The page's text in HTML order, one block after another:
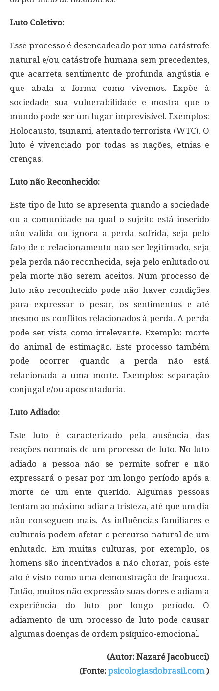
Luto Coletivo:
Esse processo é desencadeado por uma catástrofe
natural e/ou catástrofe humana sem precedentes,
que acarreta sentimento de profunda angústia e
que abala a forma como vivemos. Expõe à
sociedade sua vulnerabilidade e mostra que o
mundo pode ser um lugar imprevisível. Exemplos:
Holocausto, tsunami, atentado terrorista (WTC). O
luto é vivenciado por todas as nações, etnias e
crenças.
Luto não Reconhecido:
Este tipo de luto se apresenta quando a sociedade
ou a comunidade na qual o sujeito está inserido
não valida ou ignora a perda sofrida, seja pelo
fato de o relacionamento não ser legitimado, seja
pela perda não reconhecida, seja pelo enlutado ou
pela morte não serem aceitos. Num processo de
luto não reconhecido pode não haver condições
para expressar o pesar, os sentimentos e até
mesmo os conflitos relacionados à perda. A perda
pode ser vista como irrelevante. Exemplo: morte
do animal de estimação. Este processo também
pode ocorrer quando a perda não está
relacionada a uma morte. Exemplos: separação
conjugal e/ou aposentadoria.
Luto Adiado:
Este luto é caracterizado pela ausência das
reações normais de um processo de luto. No luto
adiado a pessoa não se permite sofrer e não
expressará o pesar por um longo período após a
morte de um ente querido. Algumas pessoas
tentam ao máximo adiar a tristeza, até que um dia
não conseguem mais. As influências familiares e
culturais podem afetar o percurso natural de um
enlutado. Em muitas culturas, por exemplo, os
homens são incentivados a não chorar, pois este
ato é visto como uma demonstração de fraqueza.
Então, muitos não expressão suas dores e adiam a
experiência do luto por longo período. O
adiamento de um processo de luto pode causar
algumas doenças de ordem psíquico-emocional.
(Autor: Nazaré Jacobucci)
(Fonte: psicologiasdobrasil.com)